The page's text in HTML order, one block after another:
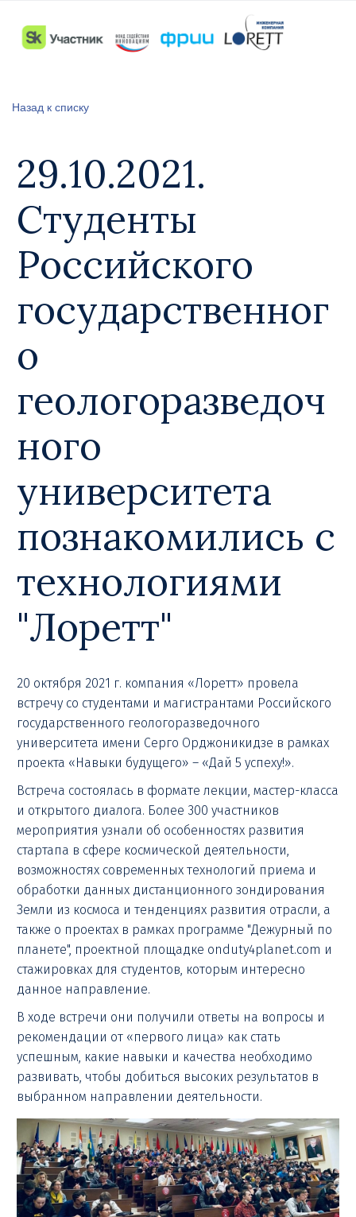
Назад к списку
29.10.2021.
Студенты
Российского
государственног
о
геологоразведоч
ного
университета
познакомились с
технологиями
"Лоретт"
20 октября 2021 г. компания «Лоретт» провела
встречу со студентами и магистрантами Российского
государственного геологоразведочного
университета имени Серго Орджоникидзе в рамках
проекта «Навыки будущего» – «Дай 5 успеху!».
Встреча состоялась в формате лекции, мастер-класса
и открытого диалога. Более 300 участников
мероприятия узнали об особенностях развития
стартапа в сфере космической деятельности,
возможностях современных технологий приема и
обработки данных дистанционного зондирования
Земли из космоса и тенденциях развития отрасли, а
также о проектах в рамках программе "Дежурный по
планете", проектной площадке onduty4planet.com и
стажировках для студентов, которым интересно
данное направление.
В ходе встречи они получили ответы на вопросы и
рекомендации от «первого лица» как стать
успешным, какие навыки и качества необходимо
развивать, чтобы добиться высоких результатов в
выбранном направлении деятельности.